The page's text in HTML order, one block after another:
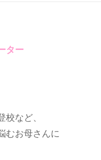
ター
校など、
むお母さんに